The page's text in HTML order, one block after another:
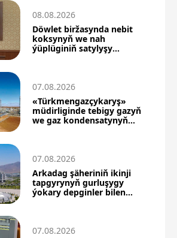
08.08.2026
Döwlet biržasynda nebit
koksynyň we nah
ýüplüginiň satylyşy
07.08.2026
«Türkmengazçykaryş»
müdirliginde tebigy gazyň
we gaz kondensatynyň
07.08.2026
Arkadag şäheriniň ikinji
tapgyrynyň gurluşygy
ýokary depginler bilen
07.08.2026